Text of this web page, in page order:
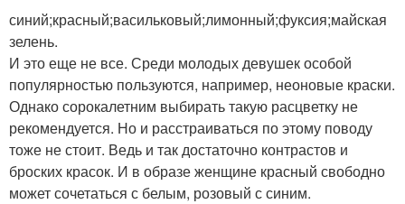
синий;красный;васильковый;лимонный;фуксия;майская
зелень.
И это еще не все. Среди молодых девушек особой
популярностью пользуются, например, неоновые краски.
Однако сорокалетним выбирать такую расцветку не
рекомендуется. Но и расстраиваться по этому поводу
тоже не стоит. Ведь и так достаточно контрастов и
броских красок. И в образе женщине красный свободно
может сочетаться с белым, розовый с синим.